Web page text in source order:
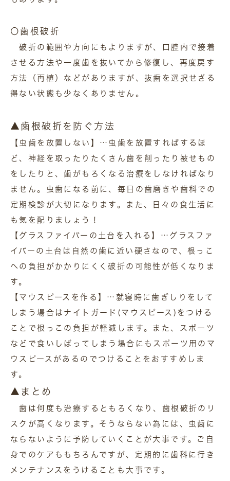
〇歯根破折
破折の範囲や方向にもよりますが、口腔内で接着
させる方法や一度歯を抜いてから修復し、再度戻す
方法（再植）などがありますが、抜歯を選択せざる
得ない状態も少なくありません。
▲歯根破折を防ぐ方法
【虫歯を放置しない】…虫歯を放置すればするほ
ど、神経を取ったりたくさん歯を削ったり被せもの
をしたりと、歯がもろくなる治療をしなければなり
ません。虫歯になる前に、毎日の歯磨きや歯科での
定期検診が大切になります。また、日々の食生活に
も気を配りましょう！
【グラスファイバーの土台を入れる】…グラスファ
イバーの土台は自然の歯に近い硬さなので、根っこ
への負担がかかりにくく破折の可能性が低くなりま
す。
【マウスピースを作る】…就寝時に歯ぎしりをして
しまう場合はナイトガード(マウスピース)をつける
ことで根っこの負担が軽減します。また、スポーツ
などで食いしばってしまう場合にもスポーツ用のマ
ウスピースがあるのでつけることをおすすめしま
す。
▲まとめ
歯は何度も治療するともろくなり、歯根破折のリ
スクが高くなります。そうならない為には、虫歯に
ならないように予防していくことが大事です。ご自
身でのケアももちろんですが、定期的に歯科に行き
メンテナンスをうけることも大事です。